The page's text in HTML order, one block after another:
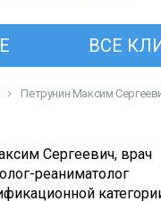
ВСЕ
Петрунин Максим